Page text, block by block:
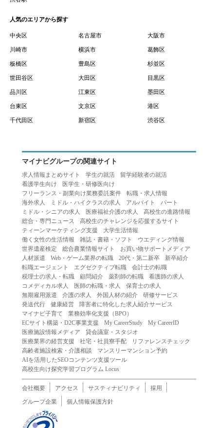
するために、選んだ物件を保留することを意味します。
１１.「予約情報」とは、物件を予約するために必要な当社
所定の情報を意味します。物件情報や期間、オプション等
１２.「キャンセル」とは、賃貸借契約締結後から契約期間
開始日前までに、利用者が賃貸借契約を解除することを意
味します。
１３.「中途解約」とは、賃貸借契約期間の途中で、利用者
１.利用者は、本サービスを利用する上で次の各号に定める
とします。
（１）重複、虚偽の情報、または自己以外の情報を登録す
る行為
（２）第三者になりすまして本サービスを利用する行為
（３）当社または第三者の著作権等の知的財産権、プライ
バシー、その他の権利を侵害する行為
（４）当社または第三者を誹謗中傷する行為
（５）当社または第三者に不利益を与える行為
（６）営利を目的とした行為
（７）政治・選挙・宗教活動またはそれらに類する行為
（８）本サービスの運営を妨害する行為
（９）法令違反、犯罪行為、または公序良俗に反する行為
（１０）暴力的な要求行為、または法的な責任を超えた不
当な要求行為
（１１）その他当社が不適切であると判断する行為
２.当社は、前項の定めに該当する行為を行った利用者に対
の提供を停止または中断することができるものとします。
第５条（免責）
１.当社は、本サービスの利用（これらに伴う当社または第
三者の情報提供行為等を含みます）により、利用者に生じ
人気のエリアから探す
中央区 名古屋市 大阪市
川崎市 横浜市 葛飾区
板橋区 豊島区 杉並区
世田谷区 大田区 目黒区
品川区 江東区 墨田区
台東区 文京区 港区
千代田区 新宿区 渋谷区
マイナビグループの関連サイト
求人情報まとめサイト 学生の就活
留学経験者の就活
看護学生向け
医学生・研修医向け
フリーランス・副業向け業務委託案件
転職・求人情報
海外求人
ミドル・ハイクラスの求人 アルバイト
パート
ミドル・シニアの求人
医療福祉介護の求人
高校生の進路情報
総合・専門ニュース
高校生のチャレンジを応援するサイト
ティーンマーケティング支援
大学生活情報
働く女性の生活情報
雑誌・書籍・ソフト
ウエディング情報
世界遺産検定
総合農業情報サイト
お買い物サポートメディア
人材派遣
Web・ゲーム業界の転職 20代・第二新卒
新卒紹介
転職エージェント
エグゼクティブ転職
会計士の転職
税理士の求人・転職
顧問紹介 薬剤師の転職
看護師の求人
コメディカル求人
医師の転職・求人
保育士の求人
無期雇用派遣
介護の求人 外国人材の紹介
研修サービス
発送代行
健康経営
障害者に特化した求人紹介サービス
マイナビ子育て
業務効率化支援（BPO）
ECサイト構築・D2C事業支援
My CareerStudy
My CareerID
医療施設情報メディア
貸会議室・スタジオ
医療業界の経営支援
社宅・社員寮手配
リファレンスチェック
高齢者施設検索・介護相談
マンスリーマンション予約
AIを活用したSEOコンテンツ支援ツール
高校生向け探究学習プログラム Locus
会社概要 アクセス サスティナビリティ
採用
グループ企業
個人情報保護方針